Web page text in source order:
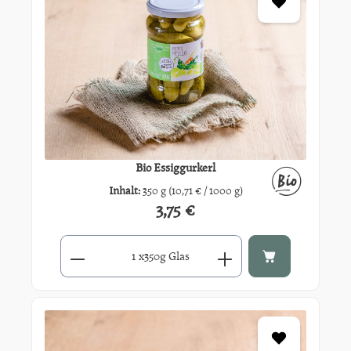
Bio Essiggurkerl
Inhalt:350 g (10,71 € / 1000 g)
Regulärer Preis:
3,75 €
Produkt Anzahl: Gib den gewünschten Wert ein oder benutze
x350g Glas